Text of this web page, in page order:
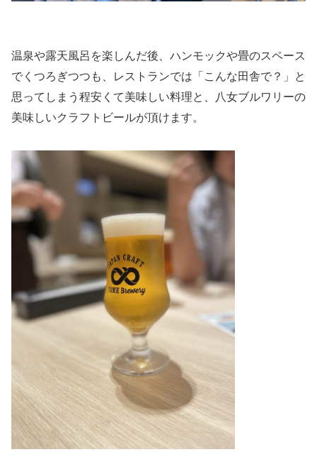
温泉や露天風呂を楽しんだ後、ハンモックや畳のスペース
でくつろぎつつも、レストランでは「こんな田舎で？」と
思ってしまう程安くて美味しい料理と、八女ブルワリーの
美味しいクラフトビールが頂けます。